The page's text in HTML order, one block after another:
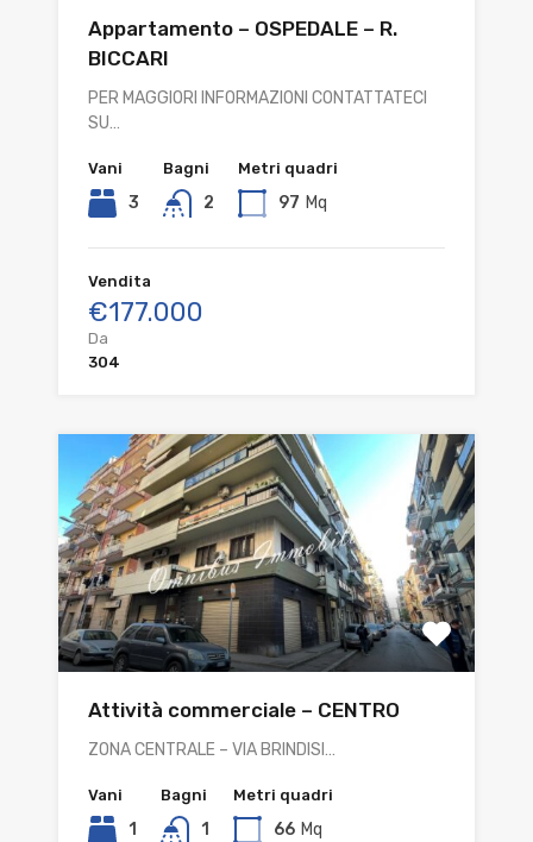
Appartamento – OSPEDALE – R.
BICCARI
PER MAGGIORI INFORMAZIONI CONTATTATECI
SU…
Vani
3
Bagni
2
Metri quadri
97 Mq
Vendita
€177.000
Da
304
Attività commerciale – CENTRO
ZONA CENTRALE – VIA BRINDISI…
Vani
1
Bagni
1
Metri quadri
66 Mq